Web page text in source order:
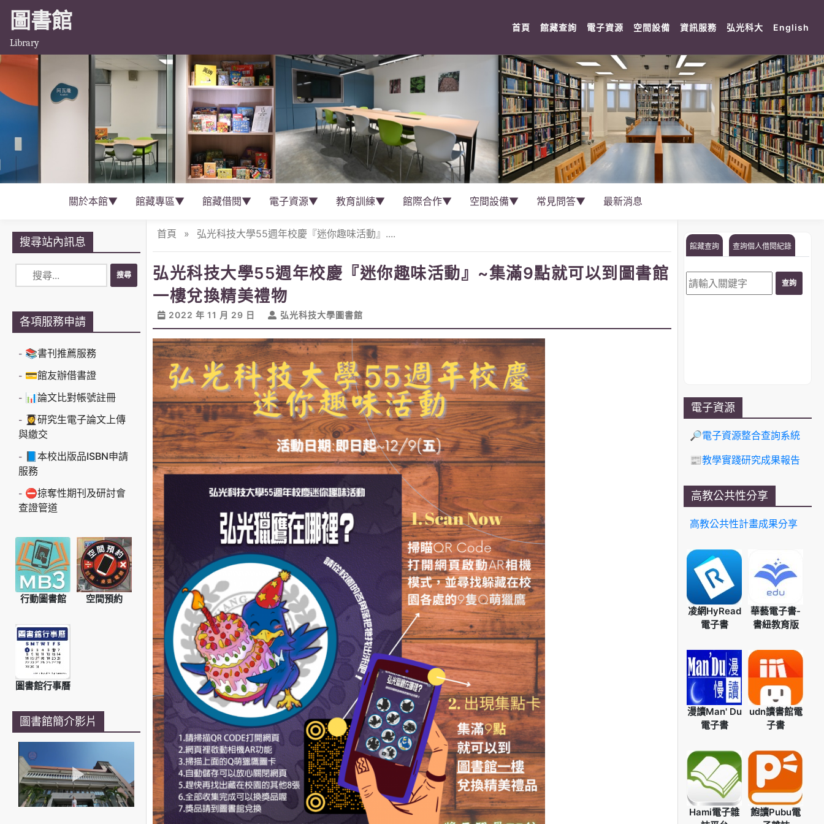
圖書館
Library
首頁 (current)
館藏查詢 (current)
電子資源 (current)
空間設備 (current)
資訊服務 (current)
弘光科大 (current)
English
關於本館▼ 館藏專區▼ 館藏借閱▼ 電子資源▼ 教育訓練▼ 館際合作▼ 空間設備▼ 常見問答▼ 最新消息
搜尋站內訊息
各項服務申請
📚書刊推薦服務
💳館友辦借書證
📊論文比對帳號註冊
👩‍🎓研究生電子論文上傳
與繳交
📘本校出版品ISBN申請
服務
⛔掠奪性期刊及研討會
查證管道
行動圖書館 空間預約
圖書館行事曆
圖書館簡介影片
首頁 » 弘光科技大學55週年校慶『迷你趣味活動』....
弘光科技大學55週年校慶『迷你趣味活動』~集滿9點就可以到圖書館
一樓兌換精美禮物
2022 年 11 月 29 日 弘光科技大學圖書館
館藏查詢 查詢個人借閱紀錄
電子資源
🔎電子資源整合查詢系統
📰教學實踐研究成果報告
高教公共性分享
高教公共性計畫成果分享
凌網HyRead
電子書
華藝電子書-
書紐教育版
漫讀Man' Du
電子書
udn讀書館電
子書
Hami電子雜
飽讀Pubu電